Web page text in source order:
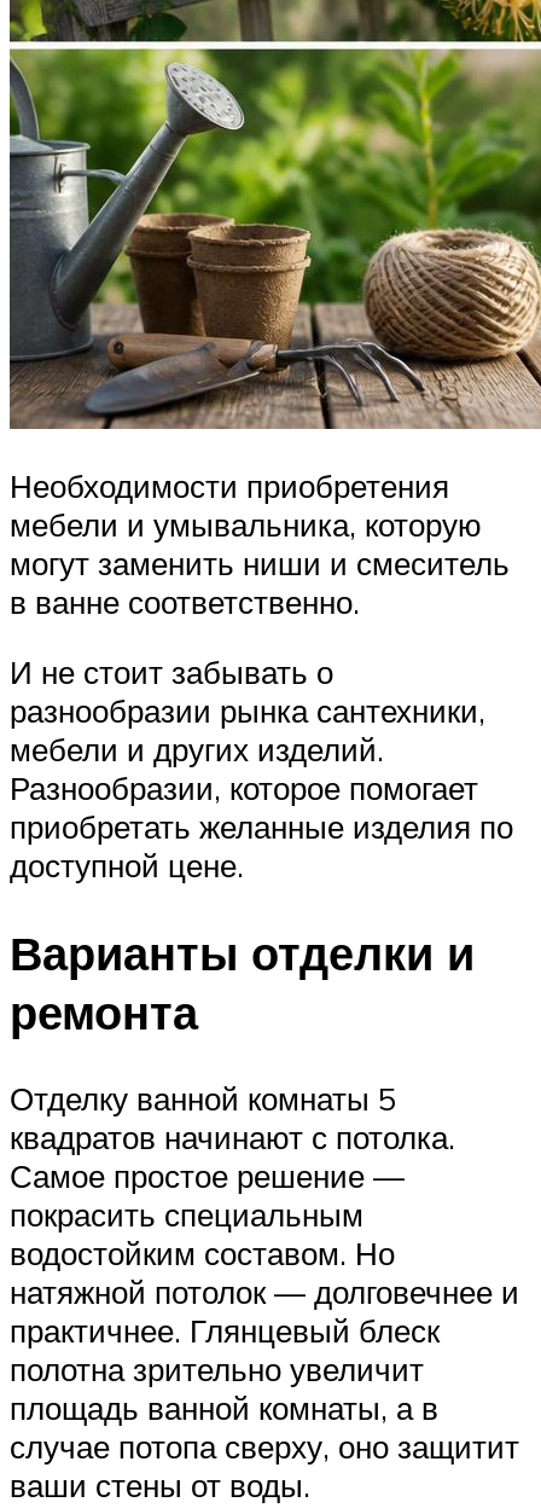
Необходимости приобретения
мебели и умывальника, которую
могут заменить ниши и смеситель
в ванне соответственно.
И не стоит забывать о
разнообразии рынка сантехники,
мебели и других изделий.
Разнообразии, которое помогает
приобретать желанные изделия по
доступной цене.
Варианты отделки и
ремонта
Отделку ванной комнаты 5
квадратов начинают с потолка.
Самое простое решение —
покрасить специальным
водостойким составом. Но
натяжной потолок — долговечнее и
практичнее. Глянцевый блеск
полотна зрительно увеличит
площадь ванной комнаты, а в
случае потопа сверху, оно защитит
ваши стены от воды.